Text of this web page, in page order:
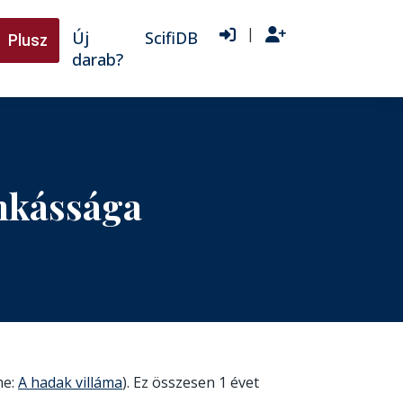
Plusz
Új
darab?
ScifiDB |
A hadak villáma). Ez összesen 1 évet